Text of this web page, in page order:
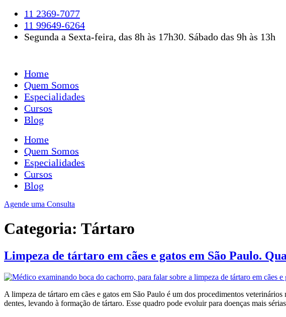
conteúdo
11 2369-7077
11 99649-6264
Segunda a Sexta-feira, das 8h às 17h30. Sábado das 9h às 13h
Home
Quem Somos
Especialidades
Cursos
Blog
Home
Quem Somos
Especialidades
Cursos
Blog
Agende uma Consulta
Categoria: Tártaro
Limpeza de tártaro em cães e gatos em São Paulo.
A limpeza de tártaro em cães e gatos em São Paulo é um dos procedimentos
dentes, levando à formação de tártaro. Esse quadro pode evoluir para doenças mais